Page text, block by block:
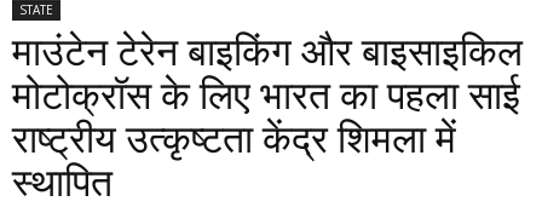
STATE
माउंटेन टेरेन बाइकिंग और बाइसाइकिल
मोटोक्रॉस के लिए भारत का पहला साई
राष्ट्रीय उत्कृष्टता केंद्र शिमला में
स्थापित